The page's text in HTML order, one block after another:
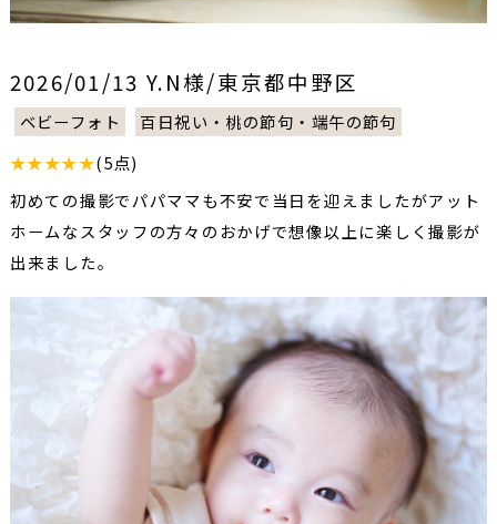
2026/01/13 Y.N様/東京都中野区
ベビーフォト
百日祝い・桃の節句・端午の節句
★★★★★(5点)
初めての撮影でパパママも不安で当日を迎えましたがアット
ホームなスタッフの方々のおかげで想像以上に楽しく撮影が
出来ました。